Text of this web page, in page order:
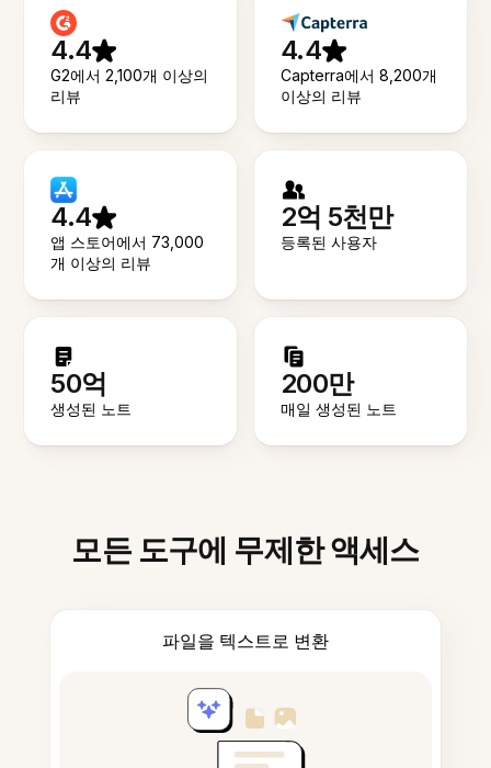
4.4
G2에서 2,100개 이상의
리뷰
4.4
Capterra에서 8,200개
이상의 리뷰
4.4
앱 스토어에서 73,000
개 이상의 리뷰
2억 5천만
등록된 사용자
50억
생성된 노트
200만
매일 생성된 노트
모든 도구에 무제한 액세스
파일을 텍스트로 변환